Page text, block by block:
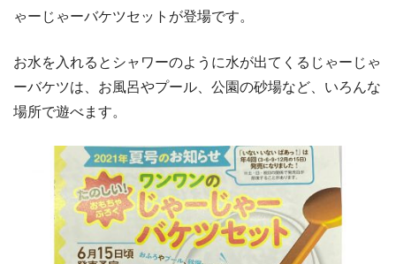
ゃーじゃーバケツセットが登場です。
お水を入れるとシャワーのように水が出てくるじゃーじゃ
ーバケツは、お風呂やプール、公園の砂場など、いろんな
場所で遊べます。